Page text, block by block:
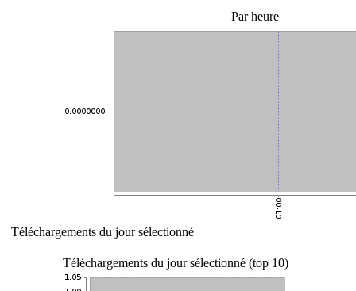
Par heure
Téléchargements du jour sélectionné
Téléchargements du jour sélectionné (top 10)